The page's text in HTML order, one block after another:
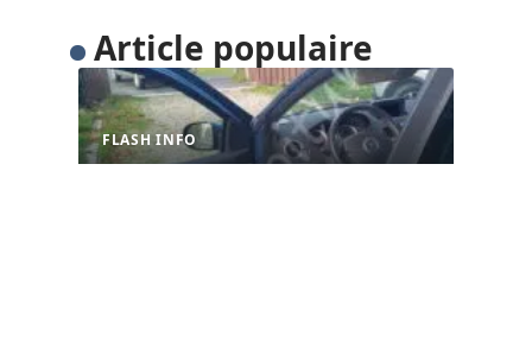
Article populaire
FLASH INFO
Comment ouvrir le capot